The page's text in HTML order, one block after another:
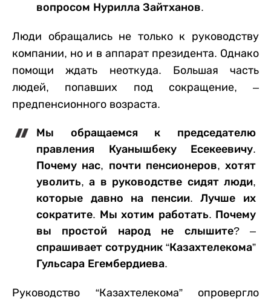
вопросом Нурилла Зайтханов.
Люди обращались не только к руководству
компании, но и в аппарат президента. Однако
помощи ждать неоткуда. Большая часть
людей, попавших под сокращение, –
предпенсионного возраста.
Мы обращаемся к председателю
правления Куанышбеку Есекеевичу.
Почему нас, почти пенсионеров, хотят
уволить, а в руководстве сидят люди,
которые давно на пенсии. Лучше их
сократите. Мы хотим работать. Почему
вы простой народ не слышите? –
спрашивает сотрудник “Казахтелекома”
Гульсара Егембердиева.
Руководство “Казахтелекома” опровергло